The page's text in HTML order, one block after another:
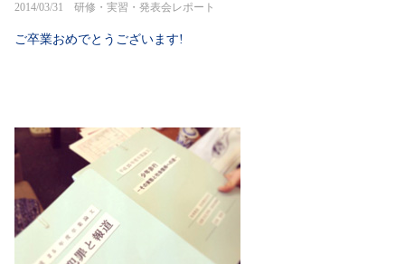
2014/03/31 研修・実習・発表会レポート
ご卒業おめでとうございます!